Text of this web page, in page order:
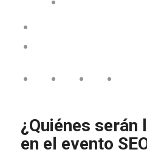
¿Quiénes serán
en el evento